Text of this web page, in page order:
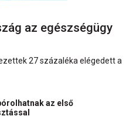
az egészségügy
27 százaléka elégedett a
az első